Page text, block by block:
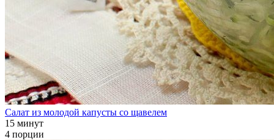
Салат из молодой капусты со щавелем
15 минут
4 порции